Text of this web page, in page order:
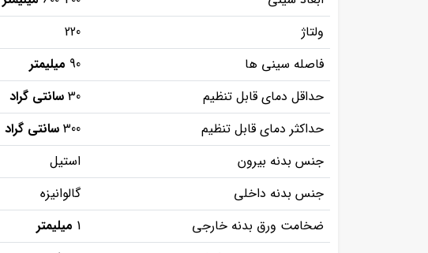
ولتاژ
220
فاصله سینی ها
90 میلیمتر
حداقل دمای قابل تنظیم
30 سانتی گراد
حداکثر دمای قابل تنظیم
300 سانتی گراد
جنس بدنه بیرون
استیل
جنس بدنه داخلی
گالوانیزه
ضخامت ورق بدنه خارجی
1 میلیمتر